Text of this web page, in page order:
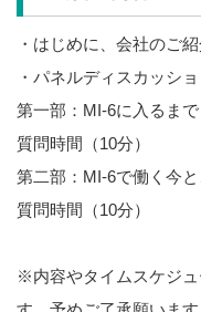
・はじめに、会社のご紹
・パネルディスカッシ
第一部：MI-6に入るまで
質問時間（10分）
第二部：MI-6で働く今と
質問時間（10分）
※内容やタイムスケジ